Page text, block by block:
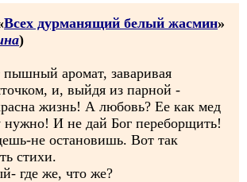
Всех дурманящий белый жасмин»
)
аромат, заваривая
и, выйдя из парной -
жизнь! А любовь? Ее как мед
И не дай Бог переборщить!
не остановишь. Вот так
стихи.
где же, что же?